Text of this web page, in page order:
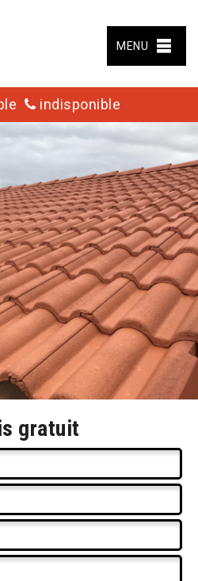
MENU
indisponible
gratuit